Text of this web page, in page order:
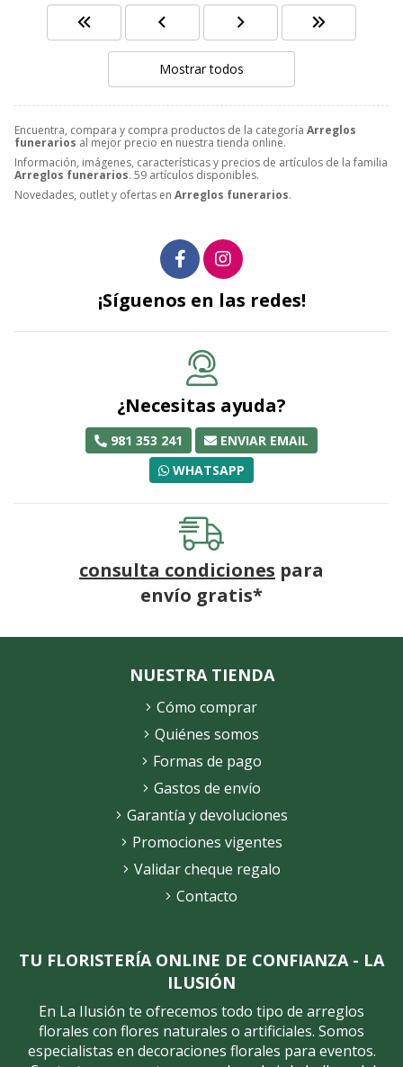
Encuentra, compara y compra productos de la categoría Arreglos
funerarios al mejor precio en nuestra tienda online.
Información, imágenes, características y precios de artículos de la familia
Arreglos funerarios. 59 artículos disponibles.
Novedades, outlet y ofertas en Arreglos funerarios.
Mostrar todos
¡Síguenos en las redes!
¿Necesitas ayuda?
981 353 241
ENVIAR EMAIL
WHATSAPP
consulta condiciones para
envío gratis*
TU FLORISTERÍA ONLINE DE CONFIANZA - LA
ILUSIÓN
En La Ilusión te ofrecemos todo tipo de arreglos
florales con flores naturales o artificiales. Somos
especialistas en decoraciones florales para eventos.
NUESTRA TIENDA
Cómo comprar
Quiénes somos
Formas de pago
Gastos de envío
Garantía y devoluciones
Promociones vigentes
Validar cheque regalo
Contacto